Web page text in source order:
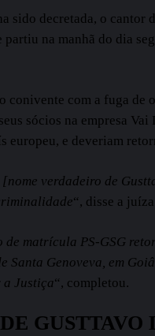
sido decretada, o
na manhã do dia
conivente com a fuga
sócios na empresa
europeu, e deveriam
verdadeiro de
“, disse a juíza
de matrícula PS-GSG
Santa Genoveva, em
Justiça“, completou.